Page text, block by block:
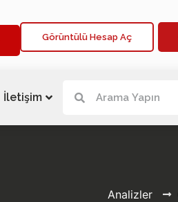
Görüntülü Hesap Aç
İletişim
Analizler